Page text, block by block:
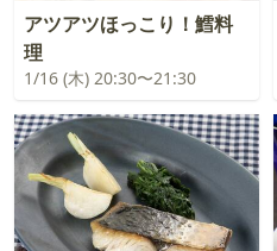
アツアツほっこり！鱈料
理
1/16 (木) 20:30〜21:30